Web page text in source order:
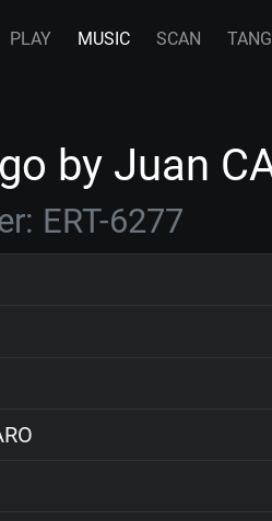
PLAY MUSIC SCAN
by Juan
ERT-6277